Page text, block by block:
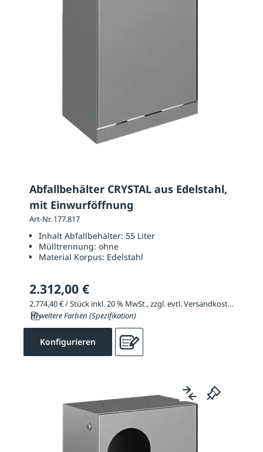
Abfallbehälter CRYSTAL aus Edelstahl,
mit Einwurföffnung
Art-Nr. 177.817
Inhalt Abfallbehälter: 55 Liter
Mülltrennung: ohne
Material Korpus: Edelstahl
2.312,00 €
2.774,40 € / Stück inkl. 20 % MwSt., zzgl. evtl. Versandkosten
10 weitere Farben (Spezifikation)
Konfigurieren